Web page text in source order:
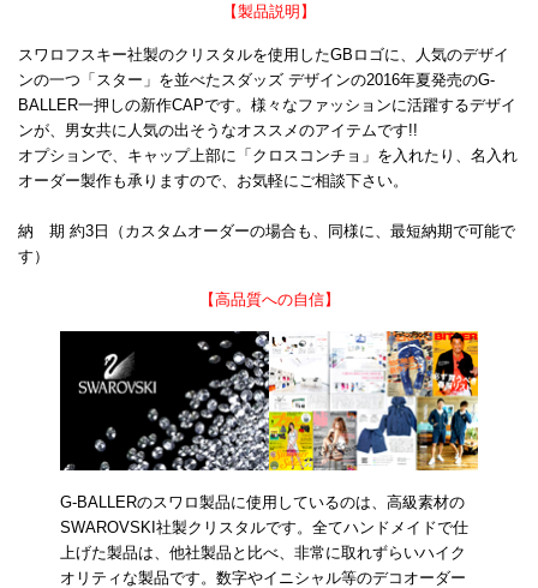
【製品説明】
スワロフスキー社製のクリスタルを使用したGBロゴに、人気のデザイ
ンの一つ「スター」を並べたスダッズ デザインの2016年夏発売のG-
BALLER一押しの新作CAPです。様々なファッションに活躍するデザイ
ンが、男女共に人気の出そうなオススメのアイテムです!!
オプションで、キャップ上部に「クロスコンチョ」を入れたり、名入れ
オーダー製作も承りますので、お気軽にご相談下さい。
納 期 約3日（カスタムオーダーの場合も、同様に、最短納期で可能で
す）
【高品質への自信】
G-BALLERのスワロ製品に使用しているのは、高級素材の
SWAROVSKI社製クリスタルです。全てハンドメイドで仕
上げた製品は、他社製品と比べ、非常に取れずらいハイク
オリティな製品です。数字やイニシャル等のデコオーダー